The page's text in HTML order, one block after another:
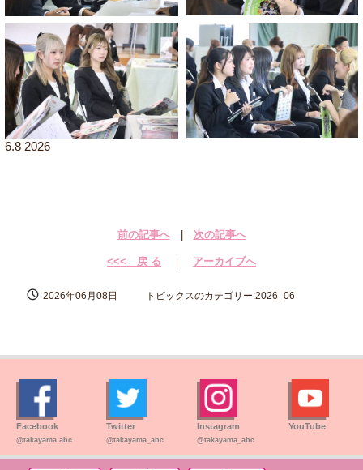
6.8 2026
前の記事へ| 次の記事へ
<<< 戻 る ｜ アーカイブへ
2026年06月08日 トピックスのカテゴリー:2026_06
Facebook
@takayama.abc
Twitter
@takayama_abc
Instagram
@takayama_abc
YouTube